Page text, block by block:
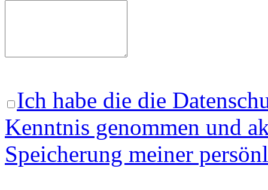
Ich habe die die
Kenntnis genommen und
Speicherung meiner